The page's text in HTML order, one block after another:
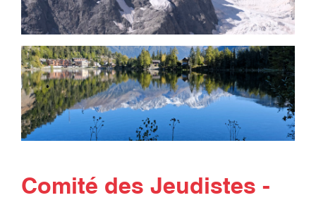
Comité des Jeudistes -